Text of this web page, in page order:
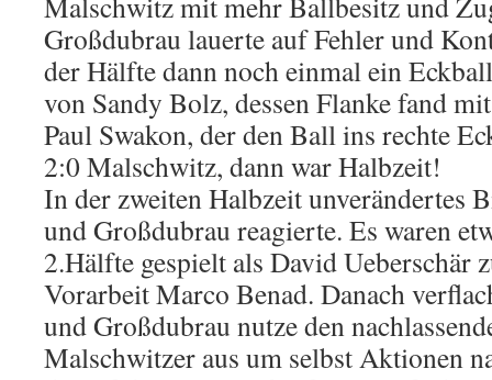
Großdubrau lauerte auf Fehler und
der Hälfte dann noch einmal ein
von Sandy Bolz, dessen Flanke fand
Paul Swakon, der den Ball ins rechte
2:0 Malschwitz, dann war Halbzeit!
In der zweiten Halbzeit unverändertes
und Großdubrau reagierte. Es waren
2.Hälfte gespielt als David Ueberschär
Vorarbeit Marco Benad. Danach
und Großdubrau nutze den
Malschwitzer aus um selbst Aktionen